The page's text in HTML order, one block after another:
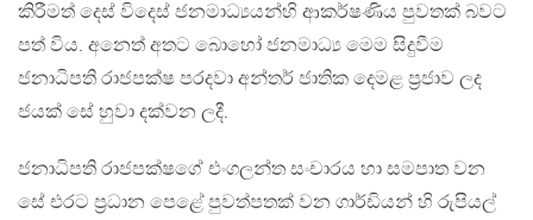
කිරීමත් දෙස් විදෙස් ජනමාධ්‍යයන්හි ආකර්ෂණිය පුවතක් බවට
පත් විය. අනෙත් අතට බොහෝ ජනමාධ්‍ය මෙම සිදුවීම
ජනාධිපති රාජපක්ෂ පරදවා අන්තර් ජාතික දෙමළ ප‍්‍රජාව ලද
ජයක් සේ හුවා දක්වන ලදී.
ජනාධිපති රාජපක්ෂගේ එංගලන්ත සංචාරය හා සමපාත වන
සේ එරට ප‍්‍රධාන පෙළේ පුවත්පතක් වන ගාර්ඩියන් හි රුපියල්